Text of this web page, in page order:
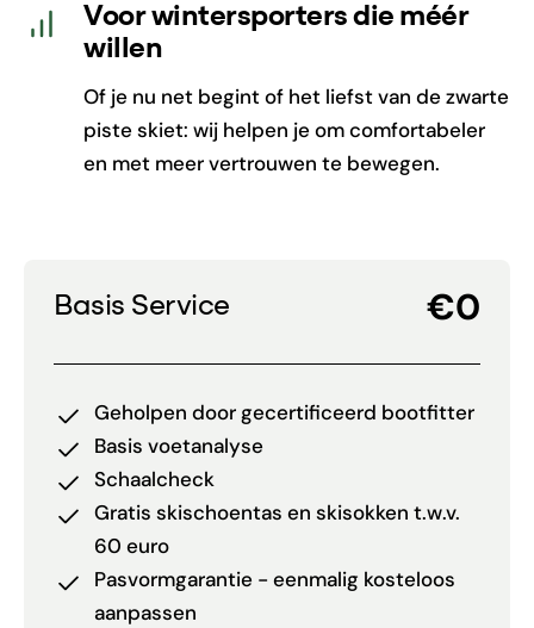
Voor wintersporters die méér
willen
Of je nu net begint of het liefst van de zwarte
piste skiet: wij helpen je om comfortabeler
en met meer vertrouwen te bewegen.
Basis Service €0
Geholpen door gecertificeerd bootfitter
Basis voetanalyse
Schaalcheck
Gratis skischoentas en skisokken t.w.v.
60 euro
Pasvormgarantie - eenmalig kosteloos
aanpassen